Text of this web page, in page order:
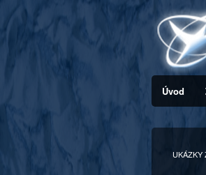
Úvod
UKÁZKY